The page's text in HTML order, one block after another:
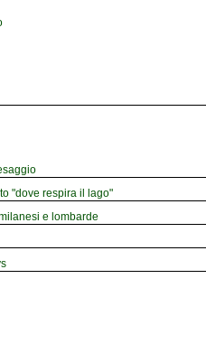
"dove respira il lago"
e lombarde